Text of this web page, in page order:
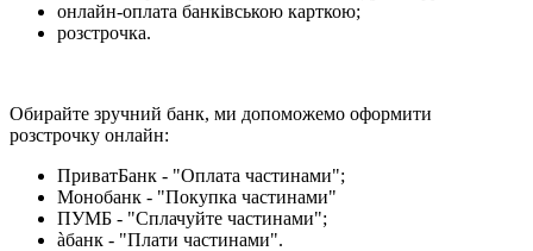
онлайн-оплата банківською карткою;
розстрочка.
Обирайте зручний банк, ми допоможемо оформити
розстрочку онлайн:
ПриватБанк - "Оплата частинами";
Монобанк - "Покупка частинами"
ПУМБ - "Сплачуйте частинами";
àбанк - "Плати частинами".